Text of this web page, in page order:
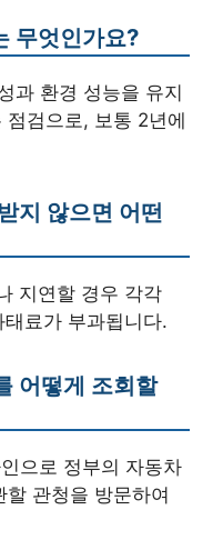
무엇인가요?
과 환경 성능을 유지
검으로, 보통 2년에
지 않으면 어떤
지연할 경우 각각
료가 부과됩니다.
어떻게 조회할
으로 정부의 자동차
관청을 방문하여